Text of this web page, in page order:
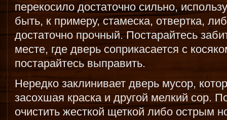
перекосило достаточно сильно,
быть, к примеру, стамеска, отвертка,
достаточно прочный. Постарайтесь
месте, где дверь соприкасается с
постарайтесь выправить.
Нередко заклинивает дверь мусор,
засохшая краска и другой мелкий сор.
очистить жесткой щеткой либо острым